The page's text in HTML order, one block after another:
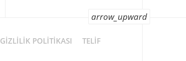
GIZLILIK POLITIKASI TELIF
arrow_upward